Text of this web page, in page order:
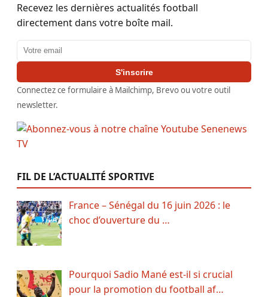
Recevez les dernières actualités football
directement dans votre boîte mail.
Adresse email
S'inscrire
Connectez ce formulaire à Mailchimp, Brevo ou votre outil
newsletter.
FIL DE L’ACTUALITÉ SPORTIVE
France – Sénégal du 16 juin 2026 : le
choc d’ouverture du …
Pourquoi Sadio Mané est-il si crucial
pour la promotion du football af…